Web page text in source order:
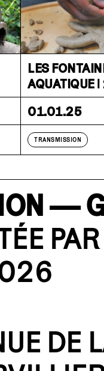
LES
AQUATIQUE
01.01.25
TRANSMISSION
—
DE